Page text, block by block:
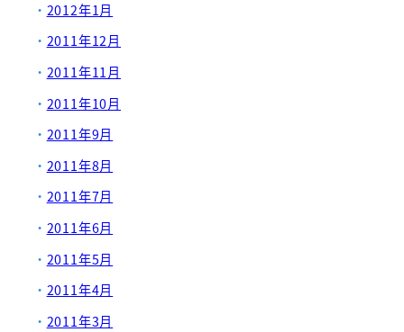
2012年1月
2011年12月
2011年11月
2011年10月
2011年9月
2011年8月
2011年7月
2011年6月
2011年5月
2011年4月
2011年3月